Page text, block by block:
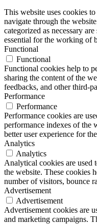
This website uses cookies
navigate through the
categorized as necessary
essential for the working of
Functional
Functional
Functional cookies help to
sharing the content of the
feedbacks, and other third-
Performance
Performance
Performance cookies are
performance indexes of the
better user experience for
Analytics
Analytics
Analytical cookies are used
the website. These cookies
number of visitors, bounce
Advertisement
Advertisement
Advertisement cookies are
and marketing campaigns.